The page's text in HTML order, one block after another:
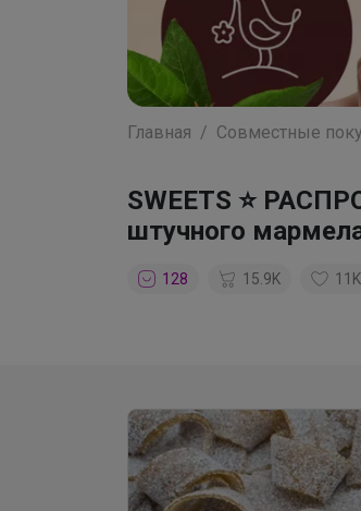
Главная Совместные
SWEETS ⭐
штучного
128 15.9K 11K